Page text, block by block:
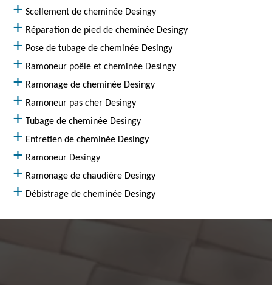
Scellement de cheminée Desingy
Réparation de pied de cheminée Desingy
Pose de tubage de cheminée Desingy
Ramoneur poêle et cheminée Desingy
Ramonage de cheminée Desingy
Ramoneur pas cher Desingy
Tubage de cheminée Desingy
Entretien de cheminée Desingy
Ramoneur Desingy
Ramonage de chaudière Desingy
Débistrage de cheminée Desingy